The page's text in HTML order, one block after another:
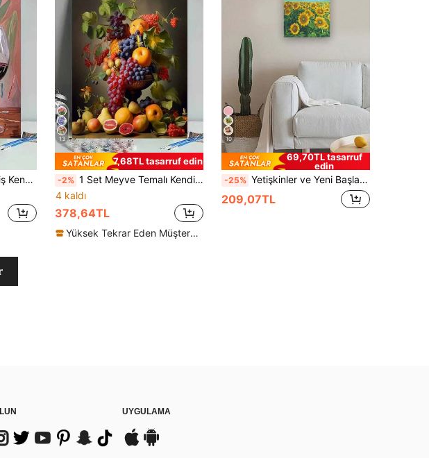
Arkadaşlar İçin En İyi Hediye, 40*50CM
13
7,68TL tasarruf edin
-2% 1 Set Meyve Temalı Kendin Yap Sayılarla Boyama Seti (Çerçevesiz), Doğum Günü Hediyesi, Eğitici Bulmaca, Çizim Becerisi Gerektirmez, Duvar Sanatı Olarak Kullanılabilir, Tamamlanması Kolay Güzel Sanat Eseri
4 kaldı
378,64TL
Yüksek Tekrar Eden Müşteriler
10
69,70TL tasarruf
edin
-25% Yetişkinler ve Yeni Başlayanlar İçin 1 Adet Ayçiçeği Boyama Seti, Taze Stil, 20 Gx20 U veya 30 Gx30 U Tuval Resimleri, 2 Adet Boya Fırçasıyla Çizim Boyama, Akrilik Pigment Çiçekler ve Manzaralar, Kendin Yap Boyama, Ev Duvar Dekoru Noel Tatil Hediye Verme
209,07TL
UYGULAMA